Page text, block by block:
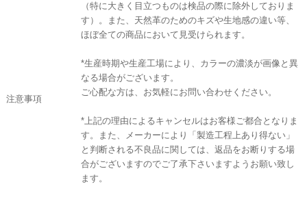
注意事項
（特に大きく目立つものは検品の際に除外しておりま
す）。また、天然革のためのキズや生地感の違い等、
ほぼ全ての商品において見受けられます。
*生産時期や生産工場により、カラーの濃淡が画像と異
なる場合がございます。
ご心配な方は、お気軽にお問い合わせください。
*上記の理由によるキャンセルはお客様ご都合となりま
す。また、メーカーにより「製造工程上あり得ない」
と判断される不良品に関しては、返品をお断りする場
合がございますのでご了承下さいますようお願い致し
ます。